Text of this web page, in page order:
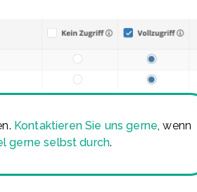
Kontaktieren Sie uns gerne, wenn
gerne selbst durch.